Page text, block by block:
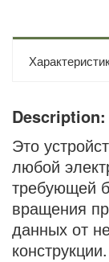
Description:
Это
любой
требующей
вращения
данных от
конструкции.